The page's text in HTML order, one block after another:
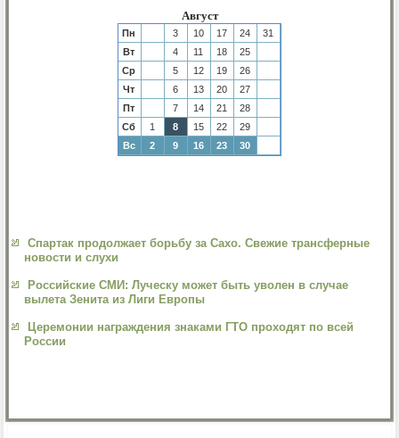
Август
Пн 3 10 17 24
31
Вт
4 11 18
25
Ср
5 12 19
26
Чт
6 13 20
27
Пт
7 14 21
28
Сб
1 8 15 22
29
Вс
2 9 16 23 30
Спартак продолжает борьбу за Сахо. Свежие трансферные
новости и слухи
Российские СМИ: Луческу может быть уволен в случае
вылета Зенита из Лиги Европы
Церемонии награждения знаками ГТО проходят по всей
России